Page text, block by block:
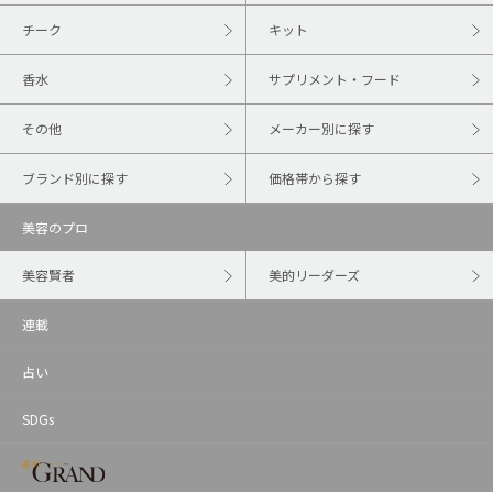
チーク キット
香水 サプリメント・フード
その他 メーカー別に探す
ブランド別に探す 価格帯から探す
美容のプロ
美容賢者 美的リーダーズ
連載
占い
SDGs